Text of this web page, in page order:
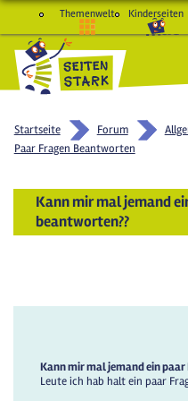
Themenwelt Kinderseiten
Startseite Forum
Paar Fragen Beantworten
Kann mir mal jemand
beantworten??
Kann mir mal jemand ein
Leute ich hab halt ein paar